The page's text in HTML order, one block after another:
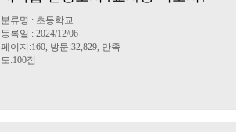
분류명 : 초등학교
등록일 : 2024/12/06
페이지:160, 방문:32,829, 만족
도:100점